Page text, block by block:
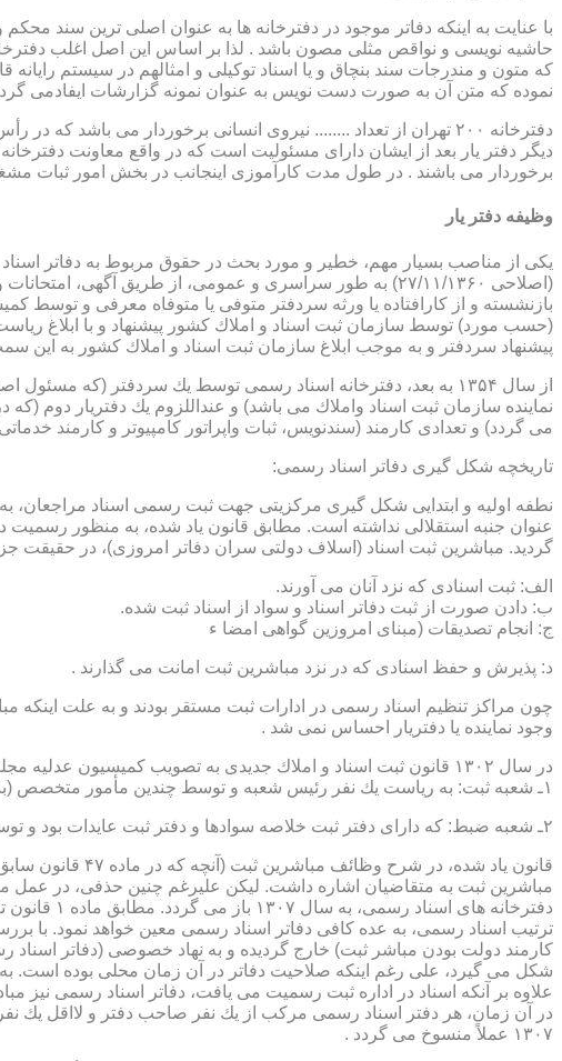
با عنایت به اینکه دفاتر موجود در دفترخانه ها به عنوان اصلی ترین سند
حاشیه نویسی و نواقص مثلی مصون باشد . لذا بر اساس این اصل اغلب دفترخانه
که متون و مندرجات سند بنچاق و یا اسناد توکیلی و امثالهم در سیستم
نموده که متن آن به صورت دست نویس به عنوان نمونه گزارشات ایفادمی
دفترخانه ۲۰۰ تهران از تعداد ........ نیروی انسانی برخوردار می
دیگر دفتر یار بعد از ایشان دارای مسئولیت است که در واقع معاونت
برخوردار می باشند . در طول مدت کارآموزی اینجانب در بخش امور ثبات
وظیفه دفتر یار
بازنشسته و از كارافتاده یا ورثه سردفتر متوفی یا متوفاه معرفی و توسط
پیشنهاد سردفتر و به موجب ابلاغ سازمان ثبت اسناد و املاك كشور به این
از سال ۱۳۵۴ به بعد، دفترخانه اسناد رسمی توسط یك سردفتر (كه
نماینده سازمان ثبت اسناد واملاك می باشد) و عنداللزوم یك دفتریار دوم
می گردد) و تعدادی كارمند (سندنویس، ثبات واپراتور كامپیوتر و كارمند
تاریخچه شكل گیری دفاتر اسناد رسمی:
گردید. مباشرین ثبت اسناد (اسلاف دولتی سران دفاتر امروزی)، در حقیقت جزو كارمندان اداره
الف: ثبت اسنادی كه نزد آنان می آورند.
ب: دادن صورت از ثبت دفاتر اسناد و سواد از اسناد ثبت شده.
ج: انجام تصدیقات (مبنای امروزین گواهی امضا ء
د: پذیرش و حفظ اسنادی كه در نزد مباشرین ثبت امانت می گذارند .
چون مراكز تنظیم اسناد رسمی در ادارات ثبت مستقر بودند و به علت اینكه
وجود نماینده یا دفتریار احساس نمی شد .
در سال ۱۳۰۲ قانون ثبت اسناد و املاك جدیدی به تصویب كمیسیون عدلیه مجلس شورای ملی رسید كه مطابق ماده ۵ قانون یاد شده، هر دایره ثبت اسناد، از دو قسمت زیر تشكیل می شد.
۱ـ شعبه ثبت: به ریاست یك نفر رئیس شعبه و توسط چندین مأمور متخصص (بنام مباشرین ثبت) اداره می شد
۲ـ شعبه ضبط: كه دارای دفتر ثبت خلاصه سوادها و دفتر ثبت عایدات بود و توسط سایر كارمندان (اجزاء) اداره ثبت تصدی می شد .
قانون یاد
مباشرین ثبت به متقاضیان اشاره داشت. لیكن علیرغم چنین حذفی، در عمل
ترتیب اسناد رسمی، به عده كافی دفاتر اسناد رسمی معین خواهد نمود. با
كارمند دولت بودن مباشر ثبت) خارج گردیده و به نهاد خصوصی (دفاتر
علاوه بر آنكه اسناد در اداره ثبت رسمیت می یافت، دفاتر اسناد رسمی نیز
۱۳۰۷ عملاً منسوخ می گردد .